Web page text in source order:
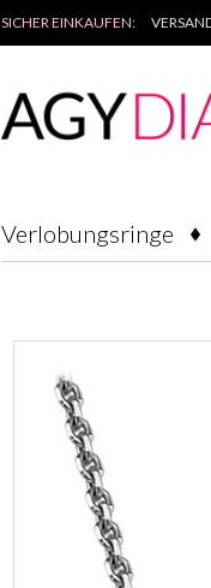
SICHER EINKAUFEN:
Verlobungsringe